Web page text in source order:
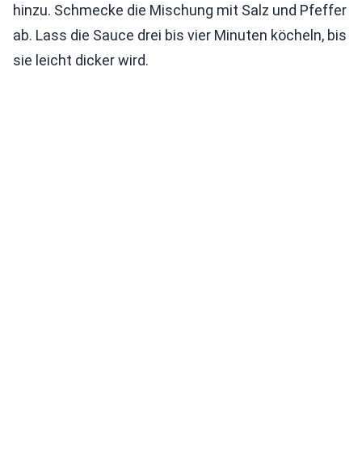
hinzu. Schmecke die Mischung mit Salz und Pfeffer
ab. Lass die Sauce drei bis vier Minuten köcheln, bis
sie leicht dicker wird.